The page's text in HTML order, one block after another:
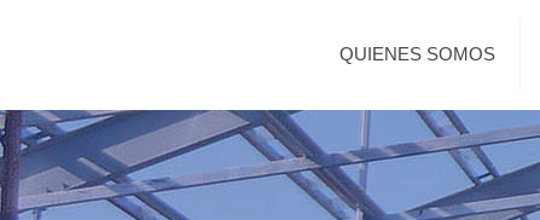
QUIENES SOMOS